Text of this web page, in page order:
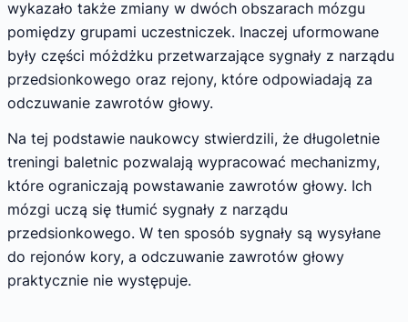
wykazało także zmiany w dwóch obszarach mózgu
pomiędzy grupami uczestniczek. Inaczej uformowane
były części móżdżku przetwarzające sygnały z narządu
przedsionkowego oraz rejony, które odpowiadają za
odczuwanie zawrotów głowy.
Na tej podstawie naukowcy stwierdzili, że długoletnie
treningi baletnic pozwalają wypracować mechanizmy,
które ograniczają powstawanie zawrotów głowy. Ich
mózgi uczą się tłumić sygnały z narządu
przedsionkowego. W ten sposób sygnały są wysyłane
do rejonów kory, a odczuwanie zawrotów głowy
praktycznie nie występuje.